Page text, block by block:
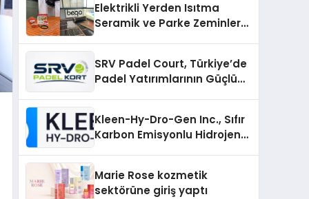
Elektrikli Yerden Isıtma
Seramik ve Parke Zeminler
SRV Padel Court, Türkiye’de
Padel Yatırımlarının Güçlü
Kleen-Hy-Dro-Gen Inc., Sıfır
Karbon Emisyonlu Hidrojen
Aldı
Marie Rose kozmetik
sektörüne giriş yaptı